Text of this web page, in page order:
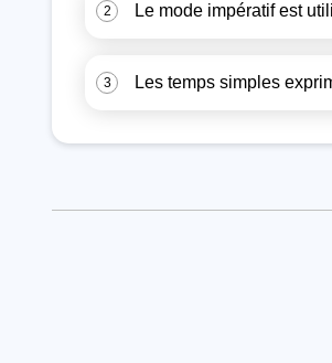
2 Le mode impératif est
3 Les temps simples